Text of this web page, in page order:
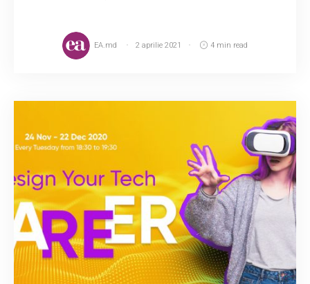
EA.md 2 aprilie 2021 4 min read